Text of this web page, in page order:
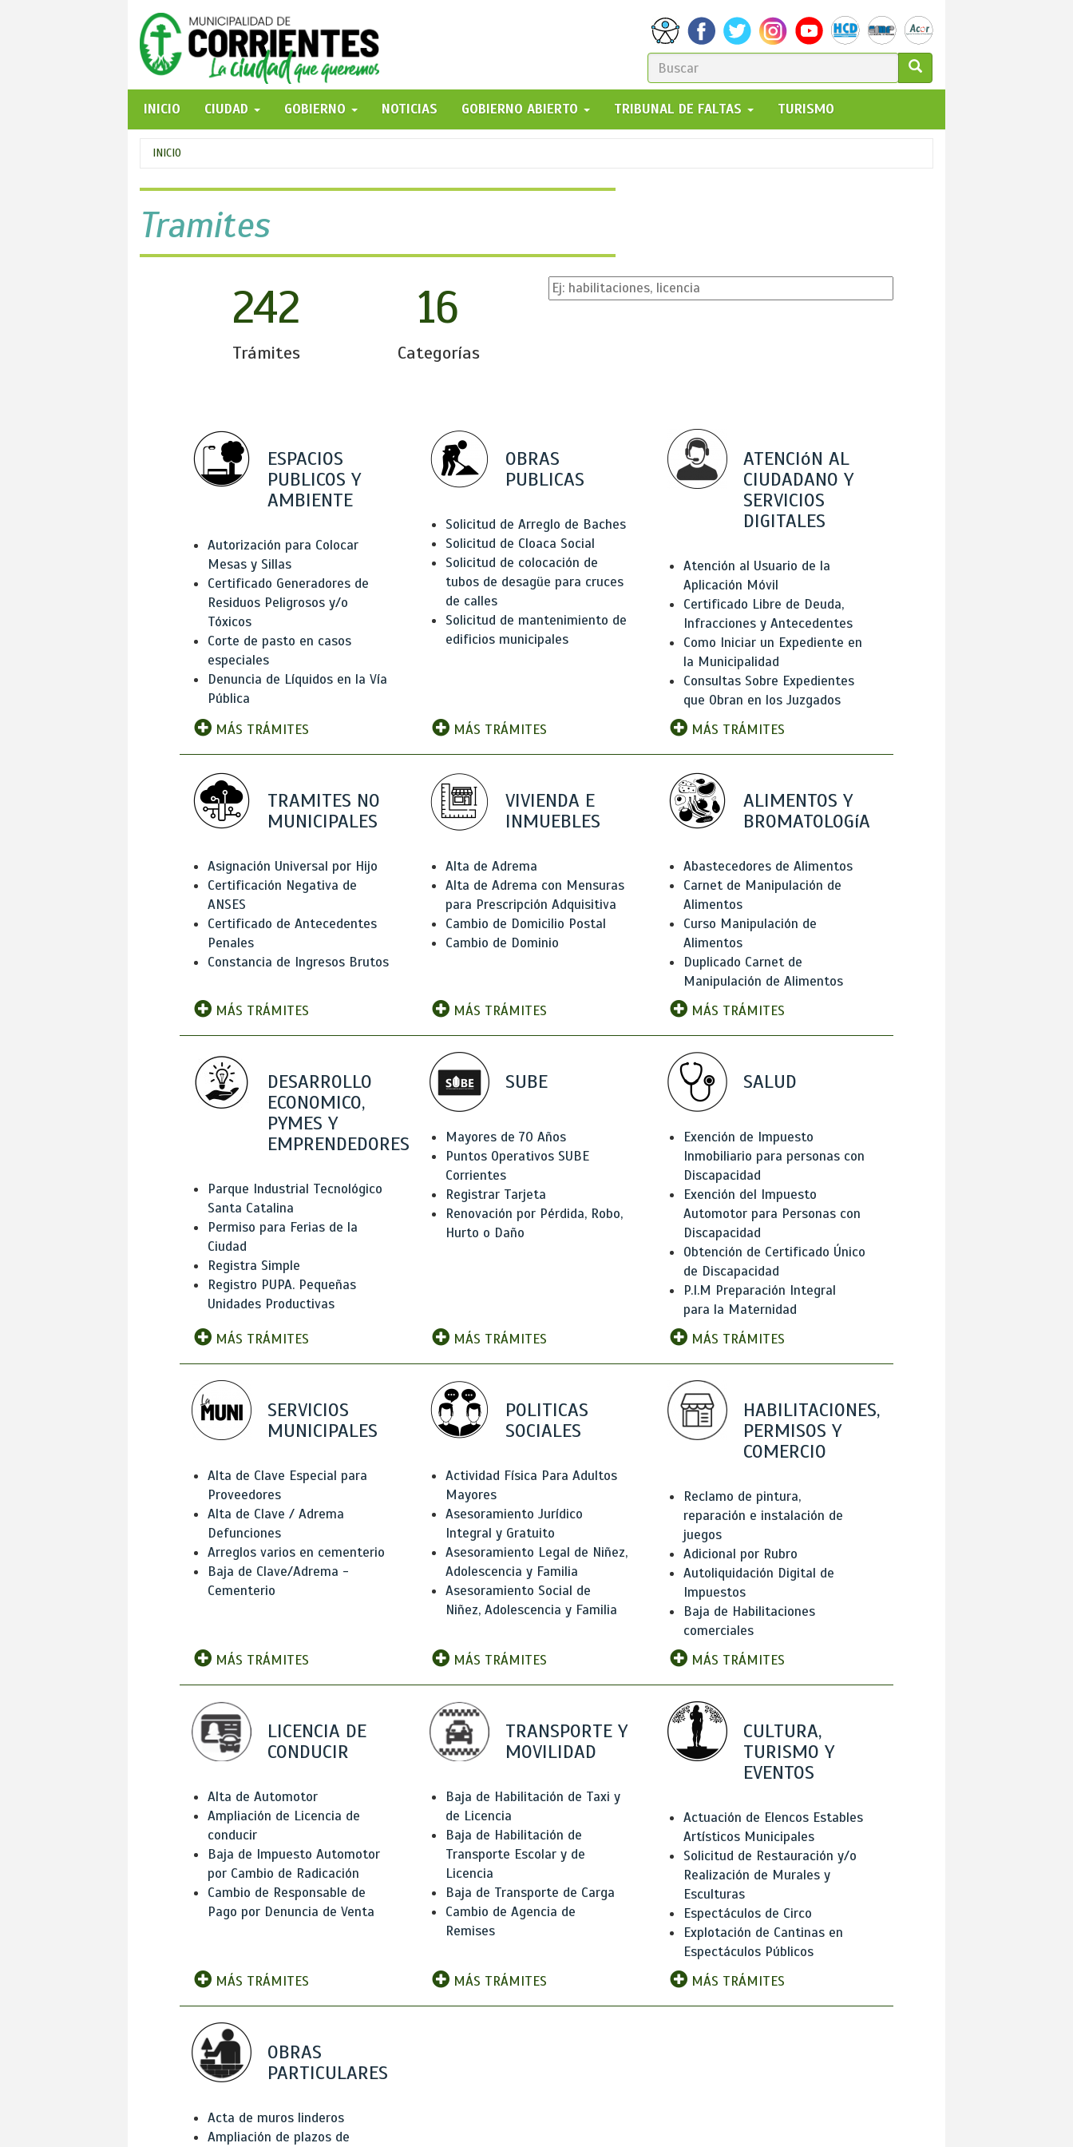
FORMULARIO
DE
BÚSQUEDA
GO!
INICIO
CIUDAD GOBIERNO NOTICIAS GOBIERNO ABIERTO TRIBUNAL DE FALTAS TURISMO
Se
encuentra
usted
aquí
INICIO
Tramites
242
Trámites
16
Categorías
ESPACIOS
PUBLICOS Y
AMBIENTE
Autorización para Colocar
Mesas y Sillas
Certificado Generadores de
Residuos Peligrosos y/o
Tóxicos
Corte de pasto en casos
especiales
Denuncia de Líquidos en la Vía
Pública
MÁS TRÁMITES
OBRAS
PUBLICAS
Solicitud de Arreglo de Baches
Solicitud de Cloaca Social
Solicitud de colocación de
tubos de desagüe para cruces
de calles
Solicitud de mantenimiento de
edificios municipales
MÁS TRÁMITES
ATENCIóN AL
CIUDADANO Y
SERVICIOS
DIGITALES
Atención al Usuario de la
Aplicación Móvil
Certificado Libre de Deuda,
Infracciones y Antecedentes
Como Iniciar un Expediente en
la Municipalidad
Consultas Sobre Expedientes
que Obran en los Juzgados
MÁS TRÁMITES
TRAMITES NO
MUNICIPALES
Asignación Universal por Hijo
Certificación Negativa de
ANSES
Certificado de Antecedentes
Penales
Constancia de Ingresos Brutos
MÁS TRÁMITES
VIVIENDA E
INMUEBLES
Alta de Adrema
Alta de Adrema con Mensuras
para Prescripción Adquisitiva
Cambio de Domicilio Postal
Cambio de Dominio
MÁS TRÁMITES
ALIMENTOS Y
BROMATOLOGíA
Abastecedores de Alimentos
Carnet de Manipulación de
Alimentos
Curso Manipulación de
Alimentos
Duplicado Carnet de
Manipulación de Alimentos
MÁS TRÁMITES
DESARROLLO
ECONOMICO,
PYMES Y
EMPRENDEDORES
Parque Industrial Tecnológico
Santa Catalina
Permiso para Ferias de la
Ciudad
Registra Simple
Registro PUPA. Pequeñas
Unidades Productivas
MÁS TRÁMITES
SUBE
Mayores de 70 Años
Puntos Operativos SUBE
Corrientes
Registrar Tarjeta
Renovación por Pérdida, Robo,
Hurto o Daño
MÁS TRÁMITES
SALUD
Exención de Impuesto
Inmobiliario para personas con
Discapacidad
Exención del Impuesto
Automotor para Personas con
Discapacidad
Obtención de Certificado Único
de Discapacidad
P.I.M Preparación Integral
para la Maternidad
MÁS TRÁMITES
SERVICIOS
MUNICIPALES
Alta de Clave Especial para
Proveedores
Alta de Clave / Adrema
Defunciones
Arreglos varios en cementerio
Baja de Clave/Adrema -
Cementerio
MÁS TRÁMITES
POLITICAS
SOCIALES
Actividad Física Para Adultos
Mayores
Asesoramiento Jurídico
Integral y Gratuito
Asesoramiento Legal de Niñez,
Adolescencia y Familia
Asesoramiento Social de
Niñez, Adolescencia y Familia
MÁS TRÁMITES
HABILITACIONES,
PERMISOS Y
COMERCIO
Reclamo de pintura,
reparación e instalación de
juegos
Adicional por Rubro
Autoliquidación Digital de
Impuestos
Baja de Habilitaciones
comerciales
MÁS TRÁMITES
LICENCIA DE
CONDUCIR
Alta de Automotor
Ampliación de Licencia de
conducir
Baja de Impuesto Automotor
por Cambio de Radicación
Cambio de Responsable de
Pago por Denuncia de Venta
MÁS TRÁMITES
TRANSPORTE Y
MOVILIDAD
Baja de Habilitación de Taxi y
de Licencia
Baja de Habilitación de
Transporte Escolar y de
Licencia
Baja de Transporte de Carga
Cambio de Agencia de
Remises
MÁS TRÁMITES
CULTURA,
TURISMO Y
EVENTOS
Actuación de Elencos Estables
Artísticos Municipales
Solicitud de Restauración y/o
Realización de Murales y
Esculturas
Espectáculos de Circo
Explotación de Cantinas en
Espectáculos Públicos
MÁS TRÁMITES
OBRAS
PARTICULARES
Acta de muros linderos
Ampliación de plazos de